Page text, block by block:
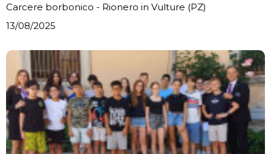
Carcere borbonico - Rionero in Vulture (PZ)
13/08/2025